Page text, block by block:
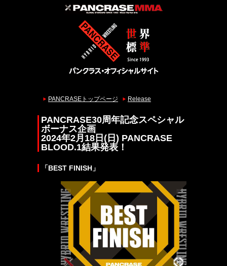
PANCRASEトップページ Release
PANCRASE30周年記念スペシャル
ボーナス企画
2024年2月18日(日) PANCRASE
BLOOD.1結果発表！
「BEST FINISH」